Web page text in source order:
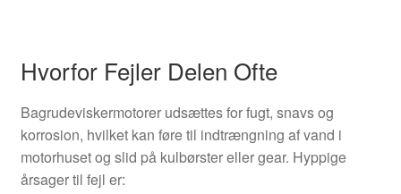
Hvorfor Fejler Delen Ofte
Bagrudeviskermotorer udsættes for fugt, snavs og
korrosion, hvilket kan føre til indtrængning af vand i
motorhuset og slid på kulbørster eller gear. Hyppige
årsager til fejl er: